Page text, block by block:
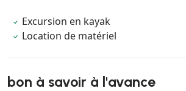
Excursion en kayak
Location de matériel
bon à savoir à l'avance